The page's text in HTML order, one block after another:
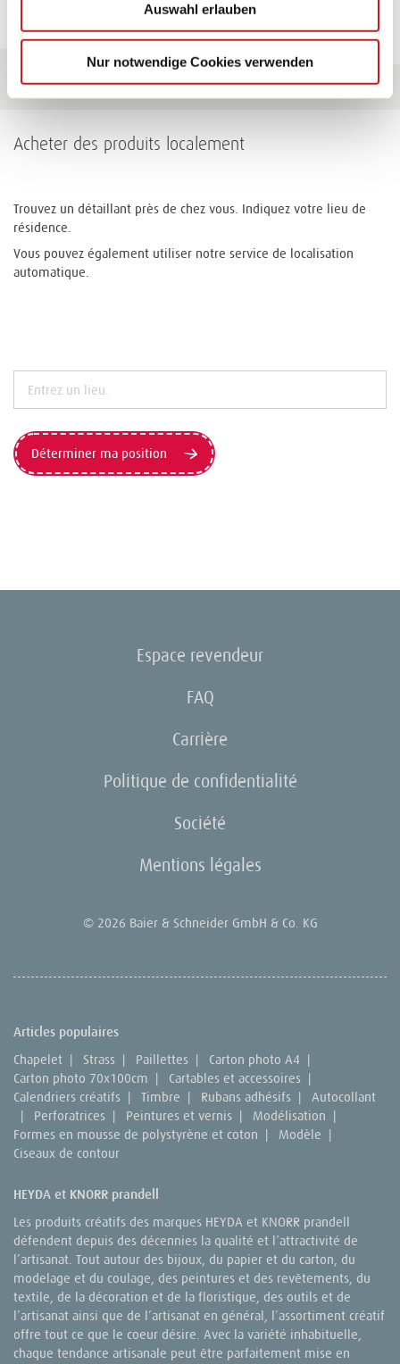
Auswahl erlauben
Nur notwendige Cookies verwenden
Acheter des produits localement
Trouvez un détaillant près de chez vous. Indiquez votre lieu de
résidence.
Vous pouvez également utiliser notre service de localisation
automatique.
Déterminer ma position
Espace revendeur
FAQ
Carrière
Politique de confidentialité
Société
Mentions légales
© 2026 Baier & Schneider GmbH & Co. KG
Articles populaires
Chapelet | Strass | Paillettes | Carton photo A4 |
Carton photo 70x100cm | Cartables et accessoires |
Calendriers créatifs | Timbre | Rubans adhésifs |
Autocollant
|
Perforatrices | Peintures et vernis | Modélisation |
Formes en mousse de polystyrène et coton | Modèle |
Ciseaux de contour
HEYDA et KNORR prandell
Les produits créatifs des marques HEYDA et KNORR prandell
défendent depuis des décennies la qualité et l’attractivité de
l’artisanat. Tout autour des bijoux, du papier et du carton, du
modelage et du coulage, des peintures et des revêtements, du
textile, de la décoration et de la floristique, des outils et de
l’artisanat ainsi que de l’artisanat en général, l’assortiment créatif
offre tout ce que le coeur désire. Avec la variété inhabituelle,
chaque tendance artisanale peut être parfaitement mise en